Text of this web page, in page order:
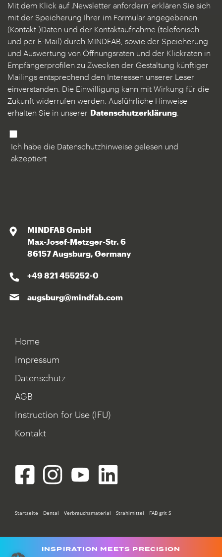
Mit dem Klick auf ‚Newsletter anfordern‘ erklären Sie sich
mit der Speicherung Ihrer im Formular angegebenen
(Kontakt-)Daten und der Kontaktaufnahme (telefonisch
und per E-Mail) durch MINDFAB, sowie der Speicherung
und Auswertung von Öffnungsraten und der Klickraten in
Empfängerprofilen zu Zwecken der Gestaltung künftiger
Mailings entsprechend den Interessen unserer Leser
einverstanden. Die Einwilligung kann mit Wirkung für die
Zukunft widerrufen werden. Ausführliche Hinweise
erhalten Sie in unserer Datenschutzerklärung
Ich habe die Datenschutzhinweise gelesen und
akzeptiert
MINDFAB GmbH
Max-Josef-Metzger-Str. 6
86157 Augsburg, Germany
+49 821 455252-0
augsburg@mindfab.com
Home
Impressum
Datenschutz
AGB
Instruction for Use (IFU)
Kontakt
Startseite Dental Verbrauchsmaterial Strahlmittel FAB grit S
INSPIRATION MEETS PRECISION